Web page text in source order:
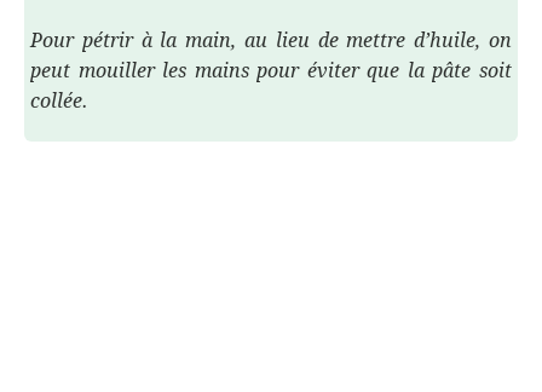
Pour pétrir à la main, au lieu de mettre d’huile, on
peut mouiller les mains pour éviter que la pâte soit
collée.